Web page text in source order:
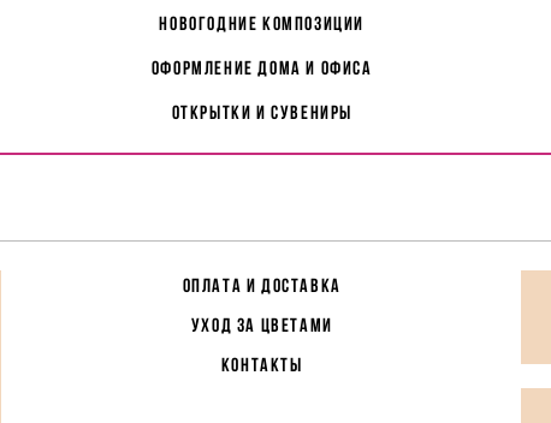
Новогодние композиции
Оформление дома и офиса
Открытки и сувениры
ОПЛАТА И ДОСТАВКА
УХОД ЗА ЦВЕТАМИ
КОНТАКТЫ